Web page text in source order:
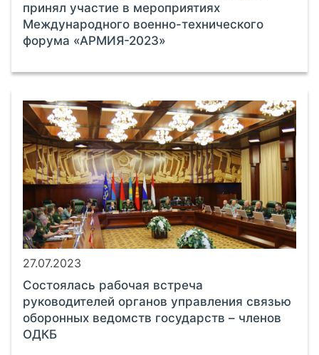
принял участие в мероприятиях
Международного военно-технического
форума «АРМИЯ-2023»
27.07.2023
Состоялась рабочая встреча
руководителей органов управления связью
оборонных ведомств государств – членов
ОДКБ